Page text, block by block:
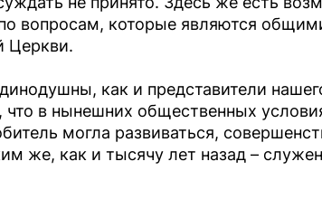
вопросам, которые являются
Церкви.
как и представители
что в нынешних общественных
могла развиваться,
же, как и тысячу лет назад –